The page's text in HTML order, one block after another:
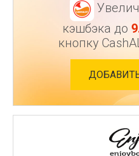
кэшбэка до
кнопку